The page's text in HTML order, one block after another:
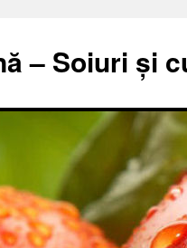
– Soiuri și